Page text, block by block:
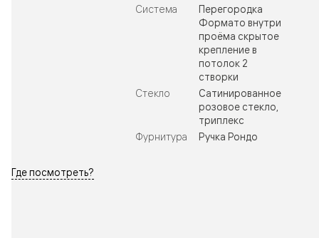
Система
Перегородка
Формато внутри
проёма скрытое
крепление в
потолок 2
створки
Стекло
Сатинированное
розовое стекло,
триплекс
Фурнитура
Ручка Рондо
Где посмотреть?